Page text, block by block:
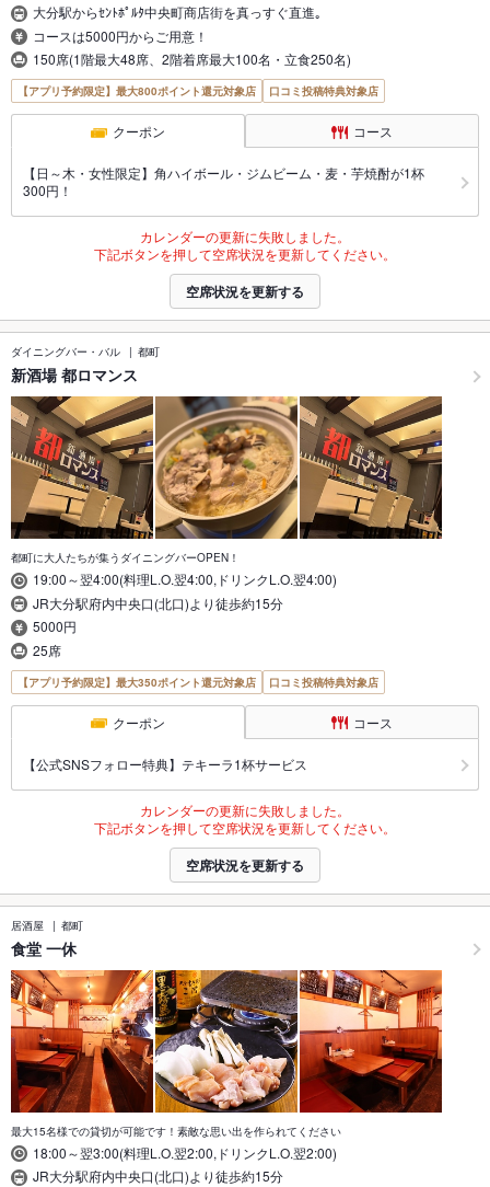
大分駅からｾﾝﾄﾎﾟﾙﾀ中央町商店街を真っすぐ直進｡
コースは5000円からご用意！
150席(1階最大48席、2階着席最大100名・立食250名)
【アプリ予約限定】最大800ポイント還元対象店 口コミ投稿特典対象店
クーポン コース
【日～木・女性限定】角ハイボール・ジムビーム・麦・芋焼酎が1杯
300円！
カレンダーの更新に失敗しました。
下記ボタンを押して空席状況を更新してください。
空席状況を更新する
ダイニングバー・バル 都町
新酒場 都ロマンス
都町に大人たちが集うダイニングバーOPEN！
19:00～翌4:00(料理L.O.翌4:00,ドリンクL.O.翌4:00)
JR大分駅府内中央口(北口)より徒歩約15分
5000円
25席
【アプリ予約限定】最大350ポイント還元対象店 口コミ投稿特典対象店
クーポン コース
【公式SNSフォロー特典】テキーラ1杯サービス
カレンダーの更新に失敗しました。
下記ボタンを押して空席状況を更新してください。
空席状況を更新する
居酒屋 都町
食堂 一休
最大15名様での貸切が可能です！素敵な思い出を作られてください
18:00～翌3:00(料理L.O.翌2:00,ドリンクL.O.翌2:00)
JR大分駅府内中央口(北口)より徒歩約15分